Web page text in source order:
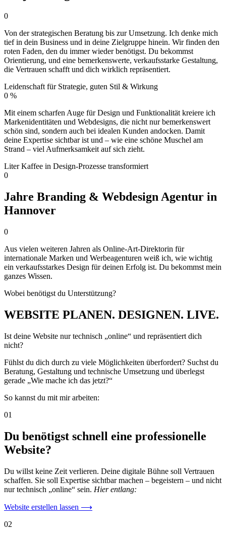
0
Von der strategischen Beratung bis zur Umsetzung. Ich denke mich
tief in dein Business und in deine Zielgruppe hinein. Wir finden den
roten Faden, den du immer wieder benötigst. Du bekommst
Orientierung, und eine bemerkenswerte, verkaufsstarke Gestaltung,
die Vertrauen schafft und dich wirklich repräsentiert.
Leidenschaft für Strategie, guten Stil & Wirkung
0 %
Mit einem scharfen Auge für Design und Funktionalität kreiere ich
Markenidentitäten und Webdesigns, die nicht nur bemerkenswert
schön sind, sondern auch bei idealen Kunden andocken. Damit
deine Expertise sichtbar ist und – wie eine schöne Muschel am
Strand – viel Aufmerksamkeit auf sich zieht.
Liter Kaffee in Design-Prozesse transformiert
0
Jahre Branding & Webdesign Agentur in
Hannover
0
Aus vielen weiteren Jahren als Online-Art-Direktorin für
internationale Marken und Werbeagenturen weiß ich, wie wichtig
ein verkaufsstarkes Design für deinen Erfolg ist. Du bekommst mein
ganzes Wissen.
Wobei benötigst du Unterstützung?
WEBSITE PLANEN. DESIGNEN. LIVE.
Ist deine Website nur technisch „online“ und repräsentiert dich
nicht?
Fühlst du dich durch zu viele Möglichkeiten überfordert? Suchst du
Beratung, Gestaltung und technische Umsetzung und überlegst
gerade „Wie mache ich das jetzt?“
So kannst du mit mir arbeiten:
01
Du benötigst schnell eine professionelle
Website?
Du willst keine Zeit verlieren. Deine digitale Bühne soll Vertrauen
schaffen. Sie soll Expertise sichtbar machen – begeistern – und nicht
nur technisch „online“ sein. Hier entlang:
Website erstellen lassen ⟶
02